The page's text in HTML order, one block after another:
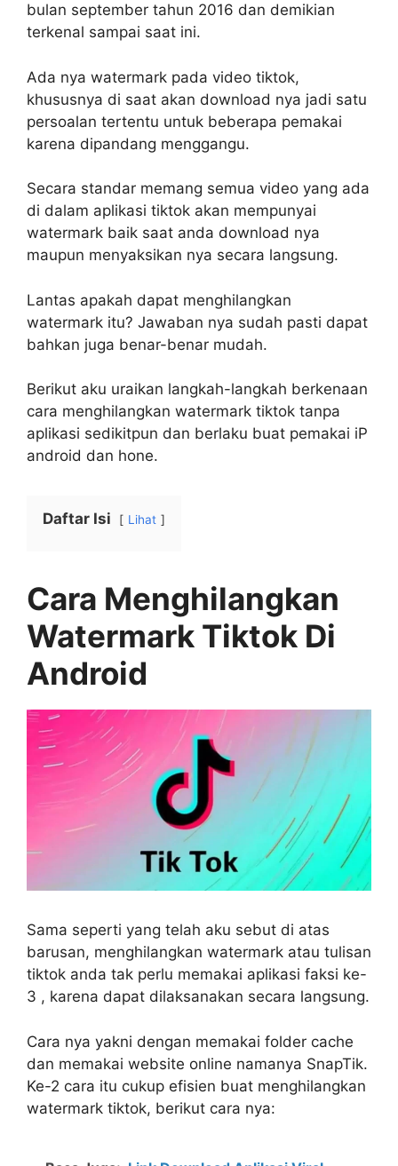
bulan september tahun 2016 dan demikian
terkenal sampai saat ini.
Ada nya watermark pada video tiktok,
khususnya di saat akan download nya jadi satu
persoalan tertentu untuk beberapa pemakai
karena dipandang menggangu.
Secara standar memang semua video yang ada
di dalam aplikasi tiktok akan mempunyai
watermark baik saat anda download nya
maupun menyaksikan nya secara langsung.
Lantas apakah dapat menghilangkan
watermark itu? Jawaban nya sudah pasti dapat
bahkan juga benar-benar mudah.
Berikut aku uraikan langkah-langkah berkenaan
cara menghilangkan watermark tiktok tanpa
aplikasi sedikitpun dan berlaku buat pemakai iP
android dan hone.
Daftar Isi Lihat
Cara Menghilangkan
Watermark Tiktok Di
Android
Sama seperti yang telah aku sebut di atas
barusan, menghilangkan watermark atau tulisan
tiktok anda tak perlu memakai aplikasi faksi ke-
3 , karena dapat dilaksanakan secara langsung.
Cara nya yakni dengan memakai folder cache
dan memakai website online namanya SnapTik.
Ke-2 cara itu cukup efisien buat menghilangkan
watermark tiktok, berikut cara nya: